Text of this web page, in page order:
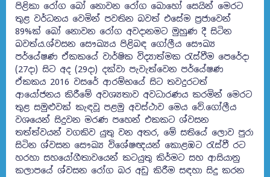
පිළිකා රෝග බෝ නොවන රෝග බොහෝ සෙයින් මෙරට
තුළ වර්ධනය වෙමින් පවතින බවත් එසේම ප්‍රජාවෙන්
89%ක් බෝ නොවන රෝග අවදානමට මුහුණ දී සිටින
බවත්ය.ශ්වසන සෞඛ්‍යය පිළිබඳ ගෝලීය සෞඛ්‍ය
පර්යේෂණ ඒකකයේ වාර්ෂික විද්‍යාත්මක රැස්වීම පෙරේදා
(27දා) සිට අද (29දා) දක්වා පැවැත්වෙන පර්යේෂණ
ඒකකය 2016 වසරේ ආරම්භයේ සිට තවදුරටත්
ආයෝජනය කිරීමේ අවශ්‍යතාව අවධාරණය කරමින් මෙරට
තුළ සමුළුවක් කැඳවූ පළමු අවස්ථාව මෙය වේ.ගෝලීය
වශයෙන් සිදුවන මරණ පහෙන් එකකට ශ්වසන
තත්ත්වයන් වගකිව යුතු වන අතර, මේ සතියේ ලොව පුරා
සිටින ශ්වසන සෞඛ්‍ය විශේෂඥයන් කොළඹට රැස්වී රට
හරහා සහයෝගීතාවයෙන් කටයුතු කිර්මට සහ ආසියානු
කලාපයේ ශ්වසන රෝග බර අඩු කිරීම සඳහා සිදු කරන